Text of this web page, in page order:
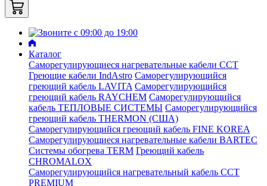
Каталог
Саморегулирующиеся нагревательные кабели ССТ
Греющие кабели IndAstro Саморегулирующийся
греющий кабель LAVITA Саморегулирующийся
греющий кабель RAYCHEM Саморегулирующийся
кабель ТЕПЛОВЫЕ СИСТЕМЫ Саморегулирующийся
греющий кабель THERMON (США)
Саморегулирующийся греющий кабель FINE KOREA
Саморегулирующиеся нагревательные кабели BARTEC
Системы обогрева TERM Греющий кабель
CHROMALOX
Саморегулирующийся нагревательный кабель ССТ
PREMIUM